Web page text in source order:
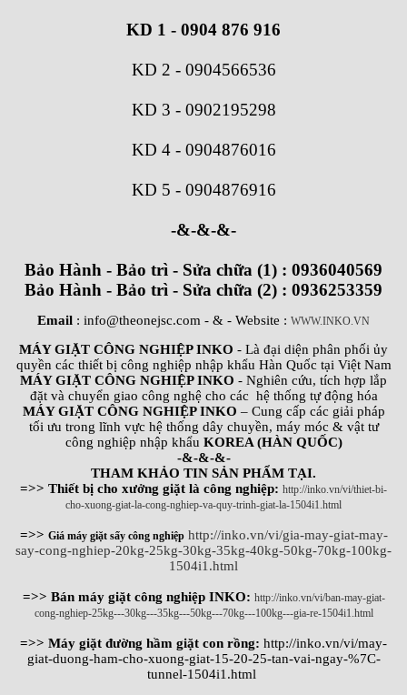
KD 1 - 0904 876 916
KD 2 - 0904566536
KD 3 - 0902195298
KD 4 - 0904876016
KD 5 - 0904876916
-&-&-&-
Bảo Hành - Bảo trì - Sửa chữa (1) : 0936040569
Bảo Hành - Bảo trì - Sửa chữa (2) : 0936253359
Email : info@theonejsc.com - & - Website : WWW.INKO.VN
MÁY GIẶT CÔNG NGHIỆP INKO - Là đại diện phân phối ủy
quyền các thiết bị công nghiệp nhập khẩu Hàn Quốc tại Việt Nam
MÁY GIẶT CÔNG NGHIỆP INKO - Nghiên cứu, tích hợp lắp
đặt và chuyển giao công nghệ cho các hệ thống tự động hóa
MÁY GIẶT CÔNG NGHIỆP INKO – Cung cấp các giải pháp
tối ưu trong lĩnh vực hệ thống dây chuyền, máy móc & vật tư
công nghiệp nhập khẩu KOREA (HÀN QUỐC)
-&-&-&-
THAM KHẢO TIN SẢN PHẨM TẠI.
=>> Thiết bị cho xưởng giặt là công nghiệp: http://inko.vn/vi/thiet-bi-
cho-xuong-giat-la-cong-nghiep-va-quy-trinh-giat-la-1504i1.html
=>> Giá máy giặt sấy công nghiệp http://inko.vn/vi/gia-may-giat-may-
say-cong-nghiep-20kg-25kg-30kg-35kg-40kg-50kg-70kg-100kg-
1504i1.html
=>> Bán máy giặt công nghiệp INKO: http://inko.vn/vi/ban-may-giat-
cong-nghiep-25kg---30kg---35kg---50kg---70kg---100kg---gia-re-1504i1.html
=>> Máy giặt đường hầm giặt con rồng: http://inko.vn/vi/may-
giat-duong-ham-cho-xuong-giat-15-20-25-tan-vai-ngay-%7C-
tunnel-1504i1.html